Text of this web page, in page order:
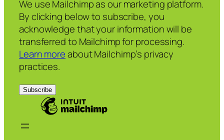
We use Mailchimp as our marketing platform.
By clicking below to subscribe, you
acknowledge that your information will be
transferred to Mailchimp for processing.
Learn moreabout Mailchimp’s privacy
practices.